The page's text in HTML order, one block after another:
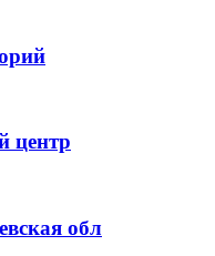
центр
обл